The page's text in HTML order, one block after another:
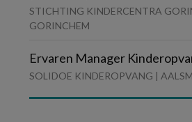
STICHTING KINDERCENTRA
GORINCHEM
Ervaren Manager
SOLIDOE KINDEROPVANG |